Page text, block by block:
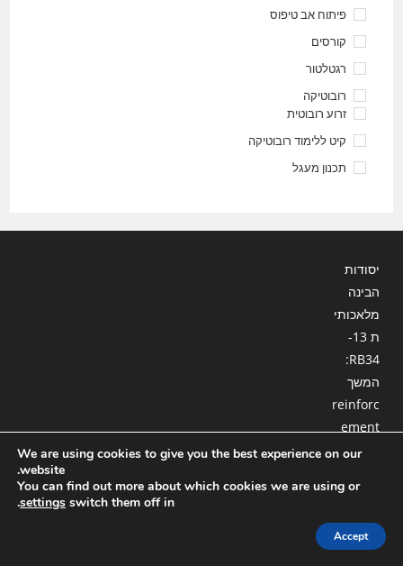
פיתוח אב טיפוס
קורסים
רגטלטור
רובוטיקה
זרוע רובוטית
קיט ללימוד רובוטיקה
תכנון מעגל
יסודות
הבינה
מלאכותי
ת 13-
RB34:
המשך
reinforc
ement
learning
5×5
מאמן
We are using cookies to give you the best experience on our
website.
You can find out more about which cookies we are using or
switch them off in
settings
.
Accept